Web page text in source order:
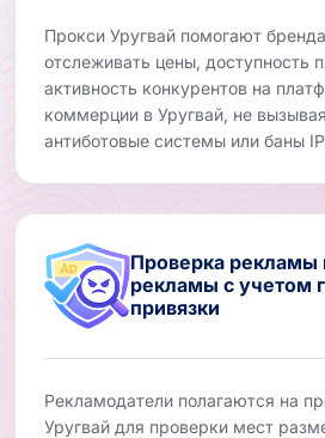
Прокси Уругвай помогают
отслеживать цены, доступность
активность конкурентов на
коммерции в Уругвай, не
антиботовые системы или баны
Проверка рекламы
рекламы с учетом
привязки
Рекламодатели полагаются на
Уругвай для проверки мест